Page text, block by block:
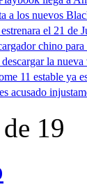
a los nuevos
el 21 de
chino para
descargar la
11 estable ya
acusado
19